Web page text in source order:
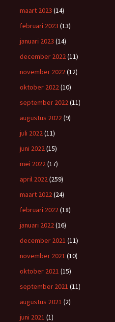
maart 2023 (14)
februari 2023 (13)
januari 2023 (14)
december 2022(11)
november 2022(12)
oktober 2022(10)
september 2022(11)
augustus 2022(9)
juli 2022(11)
juni 2022(15)
mei 2022(17)
april 2022(259)
maart 2022(24)
februari 2022(18)
januari 2022(16)
december 2021 (11)
november 2021 (10)
oktober 2021 (15)
september 2021 (11)
augustus 2021 (2)
juni 2021 (1)